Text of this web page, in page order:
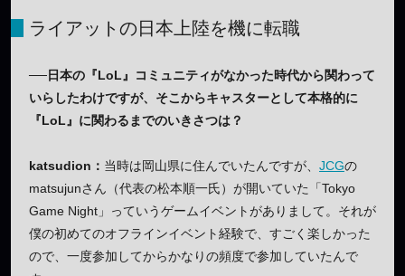
ライアットの日本上陸を機に転職
──日本の『LoL』コミュニティがなかった時代から関わって
いらしたわけですが、そこからキャスターとして本格的に
『LoL』に関わるまでのいきさつは？
katsudion： 当時は岡山県に住んでいたんですが、 JCGの
matsujunさん（代表の松本順一氏）が開いていた「Tokyo
Game Night」っていうゲームイベントがありまして。それが
僕の初めてのオフラインイベント経験で、すごく楽しかった
ので、一度参加してからかなりの頻度で参加していたんで